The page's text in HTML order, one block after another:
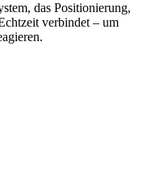
das Positionierung,
verbindet – um